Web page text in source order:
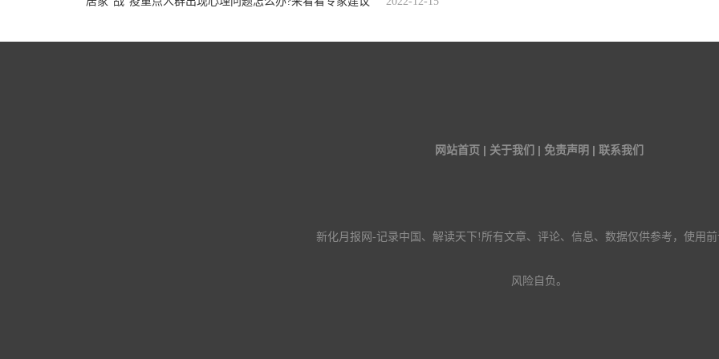
网站首页 | 关于我们 | 免责声明 | 联系我们
新化月报网-记录中国、解读天下!所有文章、评论、信息、数据仅供参考，使用
风险自负。